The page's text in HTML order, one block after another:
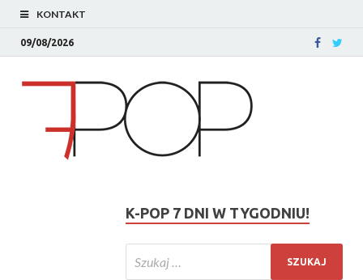
KONTAKT
09/08/2026
K-POP 7 DNI W TYGODNIU!